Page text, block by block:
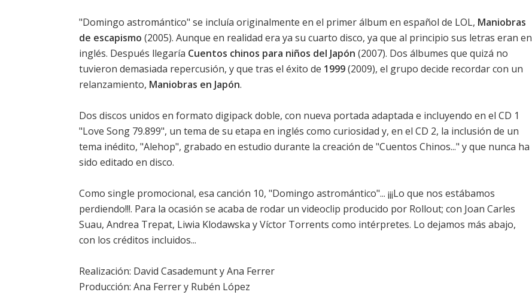
"Domingo astromántico" se incluía originalmente en el primer álbum en español de LOL, Maniobras
de escapismo (2005). Aunque en realidad era ya su cuarto disco, ya que al principio sus letras eran en
inglés. Después llegaría Cuentos chinos para niños del Japón (2007). Dos álbumes que quizá no
tuvieron demasiada repercusión, y que tras el éxito de 1999(2009), el grupo decide recordar con un
relanzamiento, Maniobras en Japón.
Dos discos unidos en formato digipack doble, con nueva portada adaptada e incluyendo en el CD 1
"Love Song 79.899", un tema de su etapa en inglés como curiosidad y, en el CD 2, la inclusión de un
tema inédito, "Alehop", grabado en estudio durante la creación de "Cuentos Chinos..." y que nunca ha
sido editado en disco.
Como single promocional, esa canción 10, "Domingo astromántico"... ¡¡¡Lo que nos estábamos
perdiendo!!!. Para la ocasión se acaba de rodar un videoclip producido por Rollout; con Joan Carles
Suau, Andrea Trepat, Liwia Klodawska y Víctor Torrents como intérpretes. Lo dejamos más abajo,
con los créditos incluidos...
Realización: David Casademunt y Ana Ferrer
Producción: Ana Ferrer y Rubén López